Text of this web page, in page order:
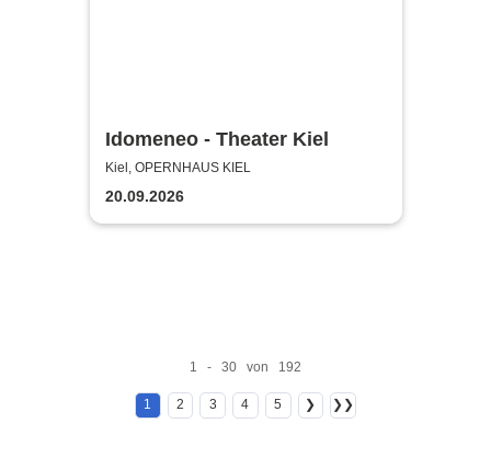
Idomeneo - Theater Kiel
Kiel, OPERNHAUS KIEL
20.09.2026
1 - 30 von 192
1 2 3 4 5 ❯ ❯❯